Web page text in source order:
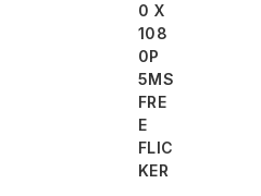
0 X
108
0P
5MS
FRE
E
FLIC
KER